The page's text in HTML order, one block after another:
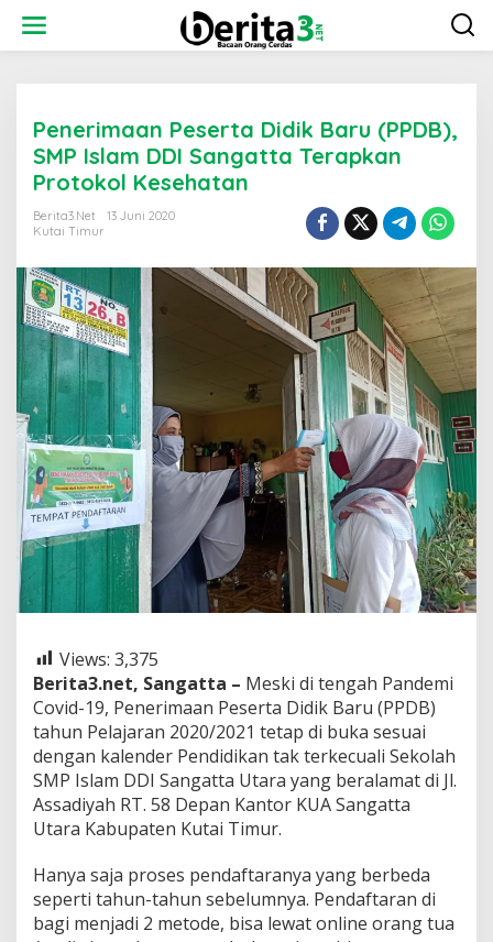
w
Penerimaan Peserta Didik Baru (PPDB),
SMP Islam DDI Sangatta Terapkan
Protokol Kesehatan
Berita3.net
13 Juni 2020
Kutai Timur
Views: 3,375
Berita3.net, Sangatta – Meski di tengah Pandemi
Covid-19, Penerimaan Peserta Didik Baru (PPDB)
tahun Pelajaran 2020/2021 tetap di buka sesuai
dengan kalender Pendidikan tak terkecuali Sekolah
SMP Islam DDI Sangatta Utara yang beralamat di Jl.
Assadiyah RT. 58 Depan Kantor KUA Sangatta
Utara Kabupaten Kutai Timur.
Hanya saja proses pendaftaranya yang berbeda
seperti tahun-tahun sebelumnya. Pendaftaran di
bagi menjadi 2 metode, bisa lewat online orang tua